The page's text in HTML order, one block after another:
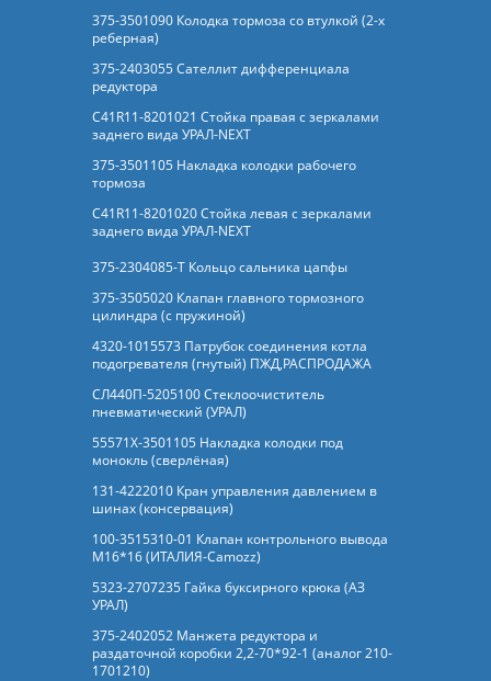
375-3501090 Колодка тормоза со втулкой (2-х
реберная)
375-2403055 Сателлит дифференциала
редуктора
C41R11-8201021 Стойка правая с зеркалами
заднего вида УРАЛ-NEXT
375-3501105 Накладка колодки рабочего
тормоза
C41R11-8201020 Стойка левая с зеркалами
заднего вида УРАЛ-NEXT
375-2304085-Т Кольцо сальника цапфы
375-3505020 Клапан главного тормозного
цилиндра (с пружиной)
4320-1015573 Патрубок соединения котла
подогревателя (гнутый) ПЖД,РАСПРОДАЖА
СЛ440П-5205100 Стеклоочиститель
пневматический (УРАЛ)
55571Х-3501105 Накладка колодки под
монокль (сверлёная)
131-4222010 Кран управления давлением в
шинах (консервация)
100-3515310-01 Клапан контрольного вывода
М16*16 (ИТАЛИЯ-Camozz)
5323-2707235 Гайка буксирного крюка (АЗ
УРАЛ)
375-2402052 Манжета редуктора и
раздаточной коробки 2,2-70*92-1 (аналог 210-
1701210)